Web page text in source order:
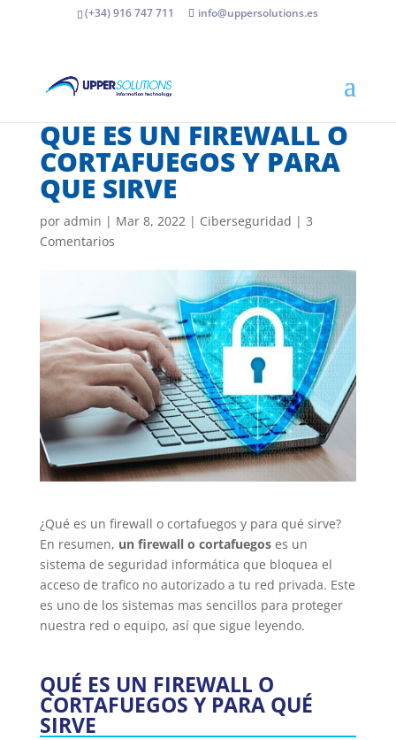
(+34) 916 747 711 info@uppersolutions.es
QUE ES UN FIREWALL O
CORTAFUEGOS Y PARA
QUE SIRVE
por admin | Mar 8, 2022| Ciberseguridad | 3
Comentarios
¿Qué es un firewall o cortafuegos y para qué sirve?
En resumen, un firewall o cortafuegos es un
sistema de seguridad informática que bloquea el
acceso de trafico no autorizado a tu red privada. Este
es uno de los sistemas mas sencillos para proteger
nuestra red o equipo, así que sigue leyendo.
QUÉ ES UN FIREWALL O
CORTAFUEGOS Y PARA QUÉ
SIRVE